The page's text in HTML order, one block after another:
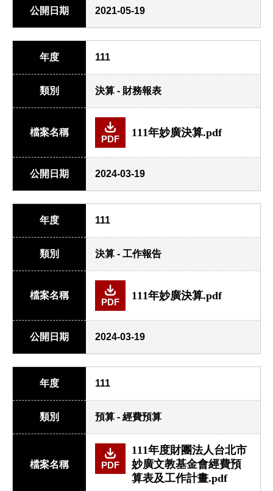
公開日期 2021-05-19
年度 111
類別 決算 - 財務報表
檔案名稱
PDF
111年妙廣決算.pdf
公開日期 2024-03-19
年度 111
類別 決算 - 工作報告
檔案名稱
PDF
111年妙廣決算.pdf
公開日期 2024-03-19
年度 111
類別 預算 - 經費預算
檔案名稱 PDF
111年度財團法人台北市
妙廣文教基金會經費預
算表及工作計畫.pdf